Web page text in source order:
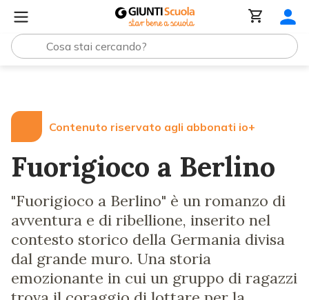
Contenuto riservato agli abbonati io+
Fuorigioco a Berlino
"Fuorigioco a Berlino" è un romanzo di
avventura e di ribellione, inserito nel
contesto storico della Germania divisa
dal grande muro. Una storia
emozionante in cui un gruppo di ragazzi